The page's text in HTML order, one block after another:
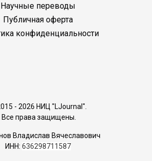
Научные переводы
Публичная оферта
конфиденциальности
- 2026 НИЦ "LJournal".
Все права защищены.
Владислав Вячеславович
ИНН: 636298711587